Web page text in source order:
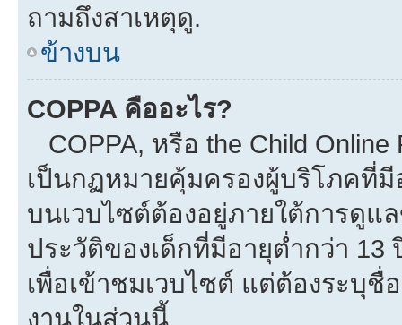
ถามถึงสาเหตุดู.
ข้างบน
COPPA คืออะไร?
COPPA, หรือ the Child Online
เป็นกฏหมายคุ้มครองผู้บริโภคที่มี
บนเวบไซต์ต้องอยู่ภายใต้การดูแ
ประวัติของเด็กที่มีอายุต่ำกว่า
เพื่อเข้าชมเวบไซต์ แต่ต้องระบุชื่
งานในส่วนนี้